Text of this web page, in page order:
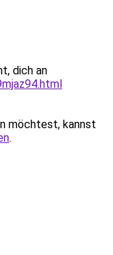
dich an
möchtest, kannst
.